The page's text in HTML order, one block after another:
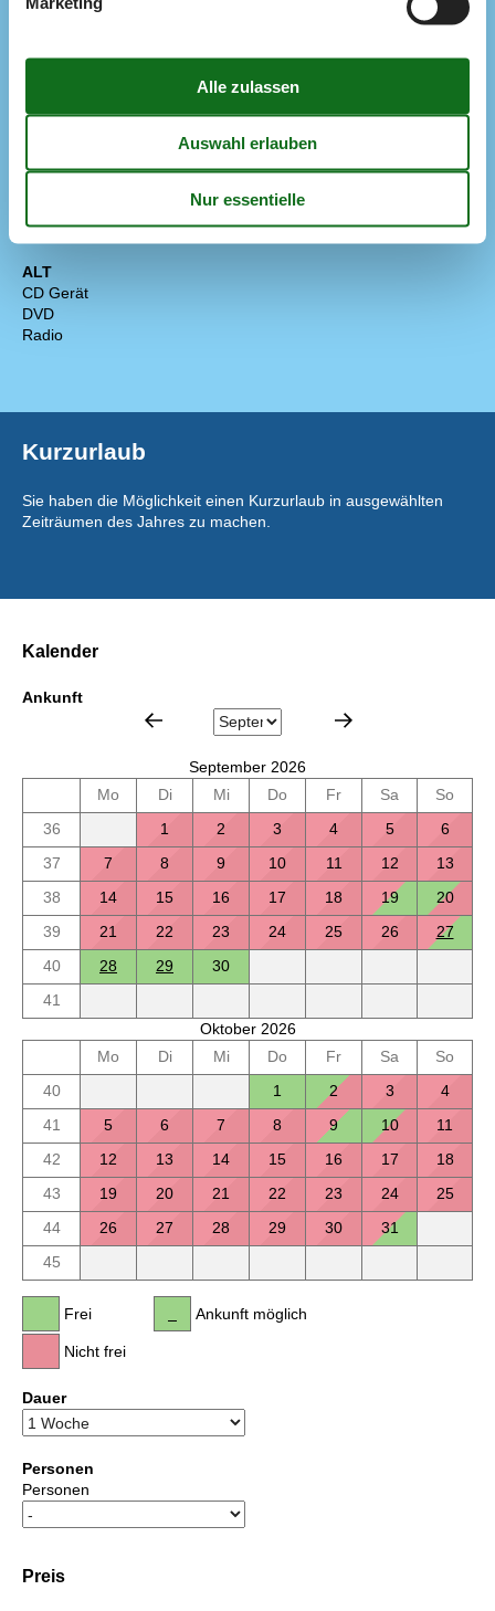
Fußbodenheizung
Aufladung von Elektroautos nicht erlaubt
Haustiere: alle Arten erlaubt
ALT
CD Gerät
DVD
Radio
Kurzurlaub
Sie haben die Möglichkeit einen Kurzurlaub in ausgewählten
Zeiträumen des Jahres zu machen.
Kalender
Ankunft
September 2026
Mo
Di Mi Do Fr Sa
So
36
1 2 3 4 5
6
37
7 8 9 10 11 12
13
38
14 15 16 17 18 19
20
39
21 22 23 24 25 26
27
40
28 29
30
41
Oktober 2026
Mo
Di Mi Do Fr Sa
So
40
1 2 3
4
41
5 6 7 8 9 10
11
42
12 13 14 15 16 17
18
43
19 20 21 22 23 24
25
44
26 27 28 29 30
31
45
Frei
Nicht frei
Ankunft möglich
Dauer
Personen
Personen
Preis